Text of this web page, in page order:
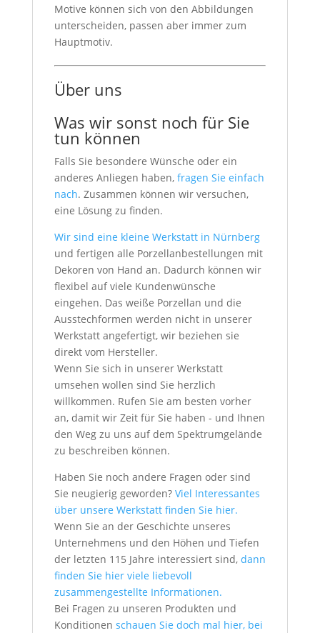
Motive können sich von den Abbildungen
unterscheiden, passen aber immer zum
Hauptmotiv.
Über uns
Was wir sonst noch für Sie
tun können
Falls Sie besondere Wünsche oder ein
anderes Anliegen haben, fragen Sie einfach
nach. Zusammen können wir versuchen,
eine Lösung zu finden.
Wir sind eine kleine Werkstatt in Nürnberg
und fertigen alle Porzellanbestellungen mit
Dekoren von Hand an. Dadurch können wir
flexibel auf viele Kundenwünsche
eingehen. Das weiße Porzellan und die
Ausstechformen werden nicht in unserer
Werkstatt angefertigt, wir beziehen sie
direkt vom Hersteller.
Wenn Sie sich in unserer Werkstatt
umsehen wollen sind Sie herzlich
willkommen. Rufen Sie am besten vorher
an, damit wir Zeit für Sie haben - und Ihnen
den Weg zu uns auf dem Spektrumgelände
zu beschreiben können.
Haben Sie noch andere Fragen oder sind
Sie neugierig geworden?Viel Interessantes
über unsere Werkstatt finden Sie hier.
Wenn Sie an der Geschichte unseres
Unternehmens und den Höhen und Tiefen
der letzten 115 Jahre interessiert sind, dann
finden Sie hier viele liebevoll
zusammengestellte Informationen.
Bei Fragen zu unseren Produkten und
Konditionen schauen Sie doch mal hier, bei